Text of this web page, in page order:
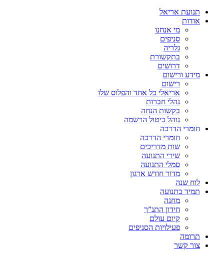
תנועת אריאל
אודות
מי אנחנו
סניפים
גלריה
בתקשורת
דרושים
מידע ורישום
רישום
אריאלי כל אחד והפלוס שלו
נהלי חברות
בקשות הנחה
נוהל ביטול הרשמה
חומרי הדרכה
חומרי הדרכה
שות מדריכים
שירי התנועה
סמלי התנועה
מדור חודש ארגון
לוח שנה
תמיד בתנועה
מחנה
חידון התנ”ך
קיום עולם
פעילויות הסניפים
תרומה
צור קשר